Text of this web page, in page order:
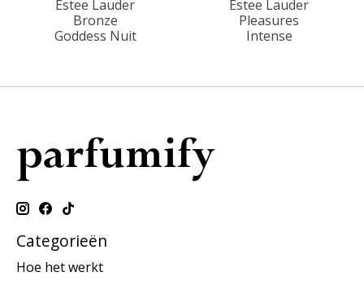
Estee Lauder
Bronze
Goddess Nuit
Estee Lauder
Pleasures
Intense
Categorieën
Hoe het werkt